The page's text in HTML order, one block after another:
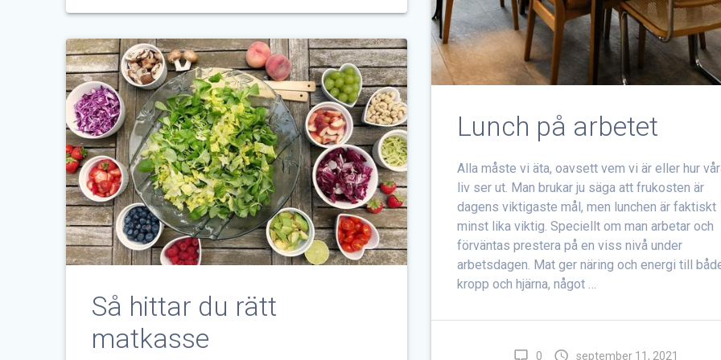
Lunch på arbetet
Alla måste vi äta, oavsett vem vi är eller hur
liv ser ut. Man brukar ju säga att frukosten är
dagens viktigaste mål, men lunchen är faktiskt
minst lika viktig. Speciellt om man arbetar och
förväntas prestera på en viss nivå under
arbetsdagen. Mat ger näring och energi till
kropp och hjärna, något …
0 september 11, 2021
Så hittar du rätt
matkasse